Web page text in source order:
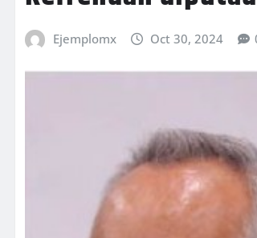
Ejemplomx Oct 30, 2024